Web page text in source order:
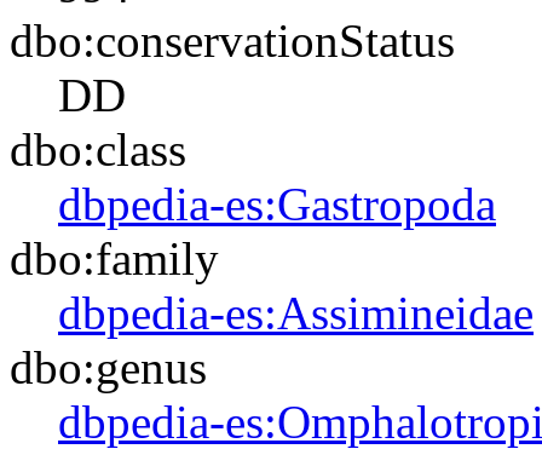
dbo:conservationStatus
DD
dbo:class
dbpedia-es:Gastropoda
dbo:family
dbpedia-es:Assimineidae
dbo:genus
dbpedia-